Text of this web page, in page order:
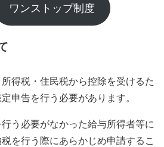
ワンストップ制度
得税・住民税から控除を受けるた
申告を行う必要があります。
う必要がなかった給与所得者等に
を行う際にあらかじめ申請するこ